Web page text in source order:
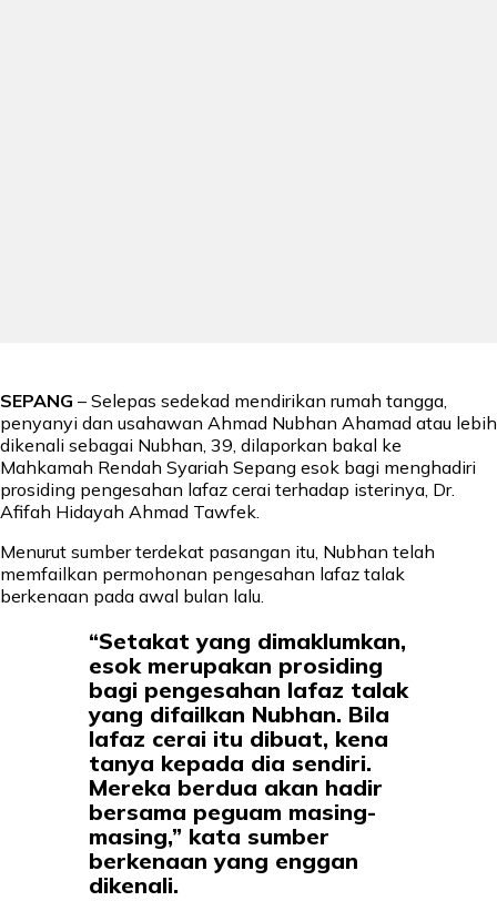
SEPANG – Selepas sedekad mendirikan rumah tangga,
penyanyi dan usahawan Ahmad Nubhan Ahamad atau lebih
dikenali sebagai Nubhan, 39, dilaporkan bakal ke
Mahkamah Rendah Syariah Sepang esok bagi menghadiri
prosiding pengesahan lafaz cerai terhadap isterinya, Dr.
Afifah Hidayah Ahmad Tawfek.
Menurut sumber terdekat pasangan itu, Nubhan telah
memfailkan permohonan pengesahan lafaz talak
berkenaan pada awal bulan lalu.
“Setakat yang dimaklumkan,
esok merupakan prosiding
bagi pengesahan lafaz talak
yang difailkan Nubhan. Bila
lafaz cerai itu dibuat, kena
tanya kepada dia sendiri.
Mereka berdua akan hadir
bersama peguam masing-
masing,” kata sumber
berkenaan yang enggan
dikenali.